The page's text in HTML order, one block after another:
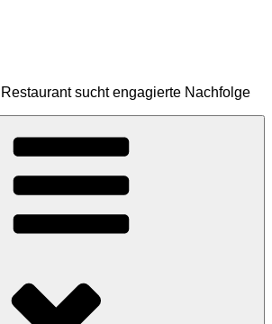
sucht engagierte Nachfolge